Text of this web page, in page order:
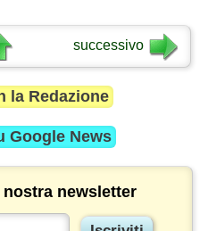
successivo
la Redazione
Google News
newsletter